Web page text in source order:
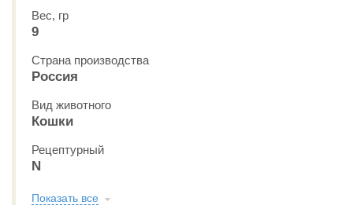
Вес, гр
9
Страна производства
Россия
Вид животного
Кошки
Рецептурный
N
Показать все